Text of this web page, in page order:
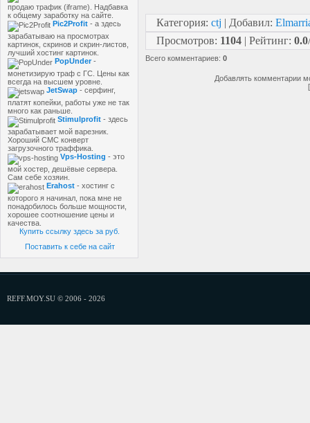
продаю трафик (iframe). Надбавка
к общему заработку на сайте.
Pic2Profit - а здесь
зарабатываю на просмотрах
картинок, скринов и скрин-листов,
лучший хостинг картинок.
PopUnder-
монетизирую траф с ГС. Цены как
всегда на высшем уровне.
JetSwap - серфинг,
платят копейки, работы уже не так
много как раньше.
Stimulprofit - здесь
зарабатывает мой варезник.
Хороший СМС конверт
загрузочного траффика.
Vps-Hosting - это
мой хостер, дешёвые сервера.
Сам себе хозяин.
Erahost - хостинг с
которого я начинал, пока мне не
понадобилось больше мощности,
хорошее соотношение цены и
качества.
Купить ссылку здесь заруб.
Поставить к себе на сайт
Категория: ctj | Добавил:
Просмотров: 1104 | Рейтинг: 0.0/
Всего комментариев: 0
Добавлять комментарии
REFF.MOY.SU © 2006 - 2026